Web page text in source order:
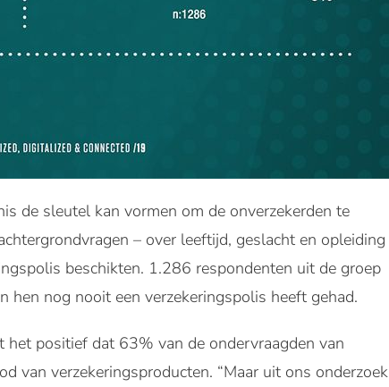
de sleutel kan vormen om de onverzekerden te
– over leeftijd, geslacht en opleiding
beschikten. 1.286 respondenten uit de groep
nog nooit een verzekeringspolis heeft gehad.
positief dat 63% van de ondervraagden van
van verzekeringsproducten. “Maar uit ons onderzoek